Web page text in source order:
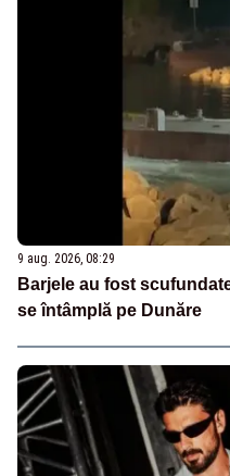
9 aug. 2026, 08:29
Barjele au fost
se întâmplă pe Dunăre